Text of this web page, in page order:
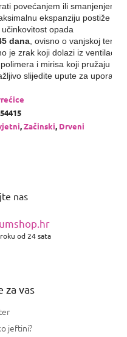
povećanjem ili smanjenjem
ekspanziju postiže
opada
dana , ovisno o vanjskoj
je zrak koji dolazi iz
i mirisa koji pružaju
slijedite upute za uporabu
,Začinski, Drveni
nas
od 24 sata
za vas
jeftini?